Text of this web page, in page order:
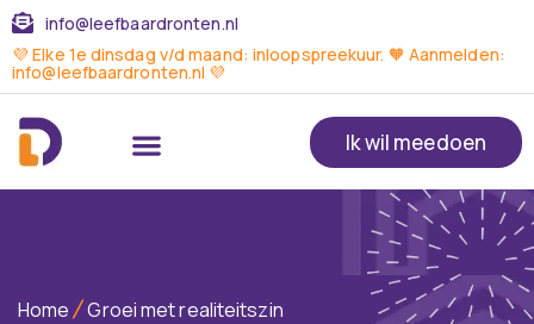
info@leefbaardronten.nl
💜 Elke 1e dinsdag v/d maand: inloopspreekuur. 🧡 Aanmelden:
info@leefbaardronten.nl 💜
Ik wil meedoen
Home Groei met realiteitszin